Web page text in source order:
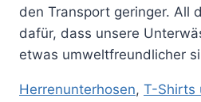
den Transport geringer. All
dafür, dass unsere
etwas umweltfreundlicher
Herrenunterhosen, T-Shirts